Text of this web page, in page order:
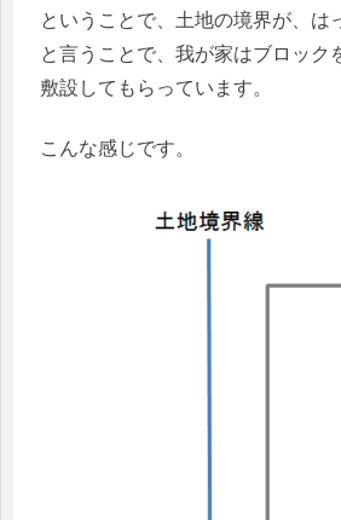
ということで、土地の境界が、は
と言うことで、我が家はブロック
敷設してもらっています。
こんな感じです。